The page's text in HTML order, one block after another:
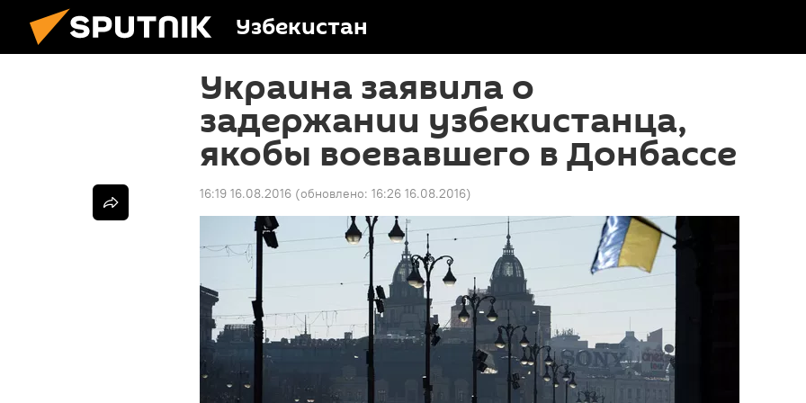
Узбекистан
Украина заявила о
задержании узбекистанца,
якобы воевавшего в Донбассе
16:19 16.08.2016 (обновлено: 16:26 16.08.2016)